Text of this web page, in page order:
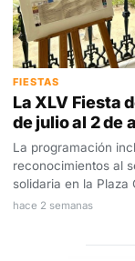
FIESTAS
La XLV Fiesta
de julio al 2 de
La programación
reconocimientos al
solidaria en la Plaza
hace 2 semanas